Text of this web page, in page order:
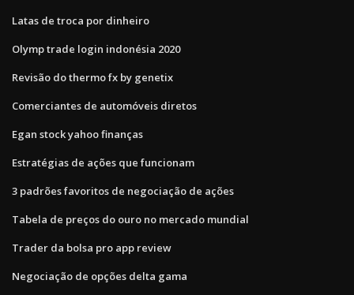
Latas de troca por dinheiro
Olymp trade login indonésia 2020
Revisão do thermo fx by genetix
Comerciantes de automóveis diretos
Egan stock yahoo finanças
Estratégias de ações que funcionam
3 padrões favoritos de negociação de ações
Tabela de preços do ouro no mercado mundial
Trader da bolsa pro app review
Negociação de opções delta gama